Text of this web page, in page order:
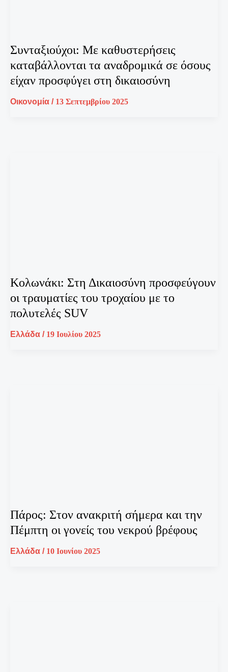
Συνταξιούχοι: Με καθυστερήσεις
καταβάλλονται τα αναδρομικά σε όσους
είχαν προσφύγει στη δικαιοσύνη
Οικονομία / 13 Σεπτεμβρίου 2025
Κολωνάκι: Στη Δικαιοσύνη προσφεύγουν
οι τραυματίες του τροχαίου με το
πολυτελές SUV
Ελλάδα / 19 Ιουλίου 2025
Πάρος: Στον ανακριτή σήμερα και την
Πέμπτη οι γονείς του νεκρού βρέφους
Ελλάδα / 10 Ιουνίου 2025